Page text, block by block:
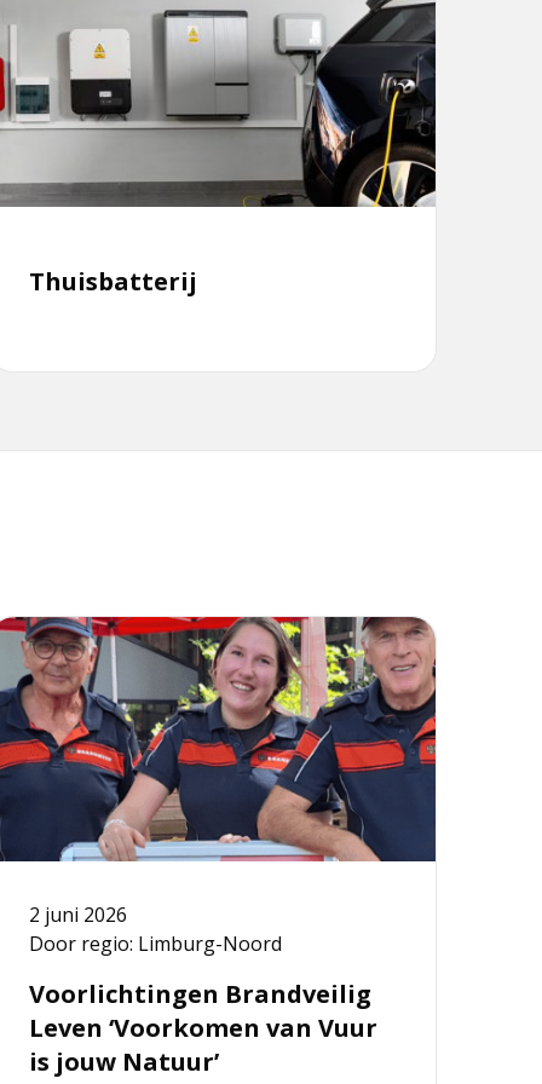
Thuisbatterij
over
2 juni 2026
Door regio: Limburg-Noord
Voorlichtingen Brandveilig
Leven ‘Voorkomen van Vuur
is jouw Natuur’
jouw
Natuur’